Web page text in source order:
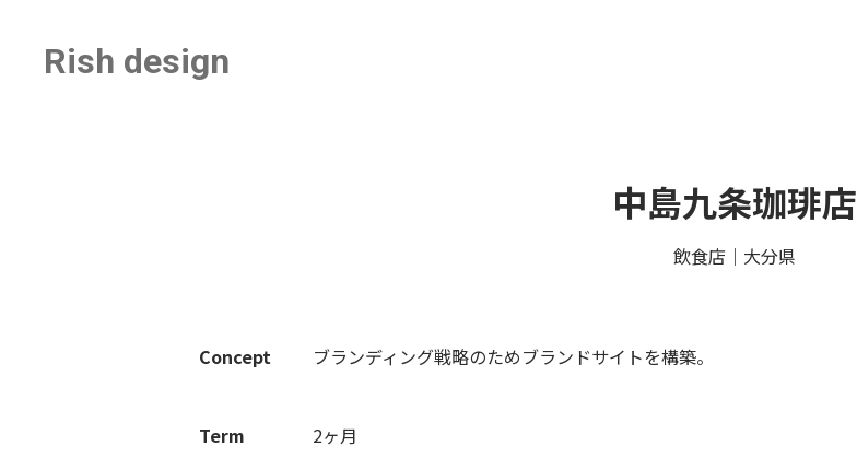
Rish design
中島九条珈琲店
飲食店｜大分県
Concept ブランディング戦略のためブランドサイトを構築。
Term 2ヶ月